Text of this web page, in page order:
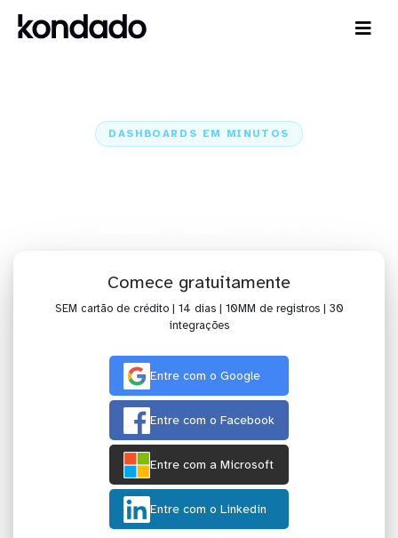
DASHBOARDS EM MINUTOS
Comece gratuitamente
SEM cartão de crédito | 14 dias | 10MM de registros | 30
integrações
Entre com o Google
Entre com o Facebook
Entre com a Microsoft
Entre com o Linkedin